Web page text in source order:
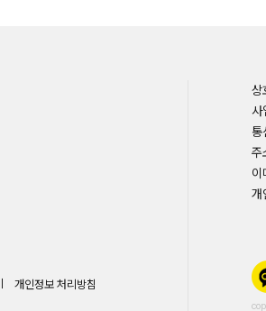
개인정보 처리방침
상
주
개